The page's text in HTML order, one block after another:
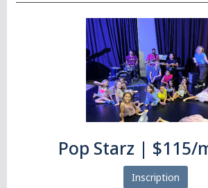
Pop Starz | $115/
Inscription